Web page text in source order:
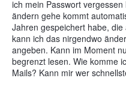
ich mein Passwort
ändern gehe kommt
Jahren gespeichert habe,
kann ich das nirgendwo
angeben. Kann im Moment
begrenzt lesen. Wie komme
Mails? Kann mir wer